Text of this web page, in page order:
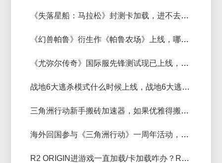
《失落星船：马拉松》封测卡加载，进不去游戏怎么解决？
​《幻兽帕鲁》衍生作《帕鲁农场》上线，哪个加速器支持加速
《尤弥尔传奇》国际服先锋测试现已上线，用什么加速器好？免费加速器推荐
战地6大逃杀模式什么时候上线，战地6大逃杀模式加速器推荐
三角洲行动新手搬砖加速器，如果优雅得搬砖？
海外回国参与《三角洲行动》一周年活动，用哪个加速器玩的比较流畅
R2 ORIGIN进游戏一直加载/卡加载咋办？R2 ORIGIN加载跟卡顿解决方法